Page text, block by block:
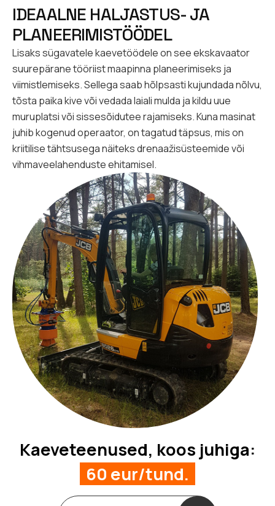
IDEAALNE HALJASTUS- JA
PLANEERIMISTÖÖDEL
Lisaks sügavatele kaevetöödele on see ekskavaator
suurepärane tööriist maapinna planeerimiseks ja
viimistlemiseks. Sellega saab hõlpsasti kujundada nõlvu,
tõsta paika kive või vedada laiali mulda ja kildu uue
muruplatsi või sissesõidutee rajamiseks. Kuna masinat
juhib kogenud operaator, on tagatud täpsus, mis on
kriitilise tähtsusega näiteks drenaažisüsteemide või
vihmaveelahenduste ehitamisel.
Kaeveteenused, koos juhiga:
60 eur/tund.